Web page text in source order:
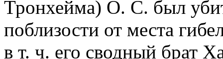
Тронхейма) О. С. был
поблизости от места
в т. ч. его сводный брат